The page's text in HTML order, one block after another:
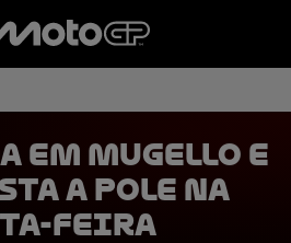
em Mugello e
a pole na
feira